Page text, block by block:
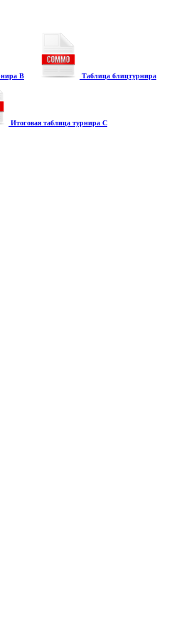
В Таблица блицтурнира
Итоговая таблица турнира С